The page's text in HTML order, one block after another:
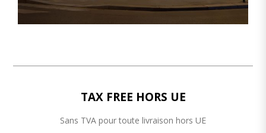
TAX FREE HORS UE
Sans TVA pour toute livraison hors UE